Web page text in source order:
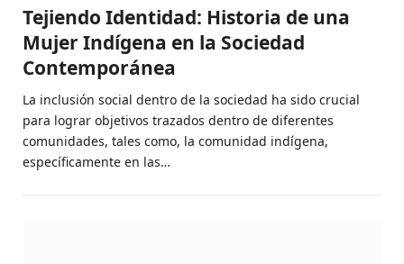
Tejiendo Identidad: Historia de una
Mujer Indígena en la Sociedad
Contemporánea
La inclusión social dentro de la sociedad ha sido crucial
para lograr objetivos trazados dentro de diferentes
comunidades, tales como, la comunidad indígena,
específicamente en las…